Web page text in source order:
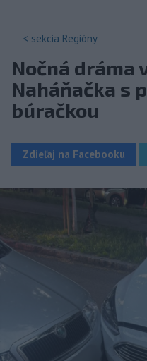
< sekcia Regióny
Nočná dráma
Naháňačka s
búračkou
Zdieľaj na Facebooku